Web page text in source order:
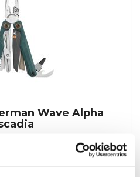
Wave Alpha
Wave AlphaLeatherman